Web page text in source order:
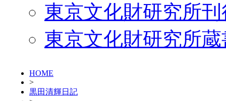
東京文化財研究所
東京文化財研究所
HOME
>
黒田清輝日記